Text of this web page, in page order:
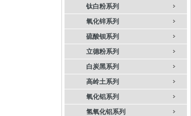
钛白粉系列
氧化锌系列
硫酸钡系列
立德粉系列
白炭黑系列
高岭土系列
氧化铝系列
氢氧化铝系列